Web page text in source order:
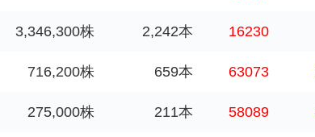
3,346,300株 2,242本 16230
716,200株 659本 63073
275,000株 211本 58089